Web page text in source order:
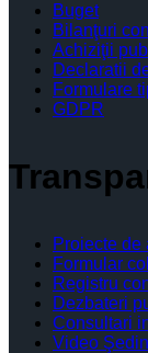
Buget
Bilanţuri
Achiziţii
Declaratii
Formulare
GDPR
Proiecte de
Formular
Registru
Dezbateri
Consultari
Video